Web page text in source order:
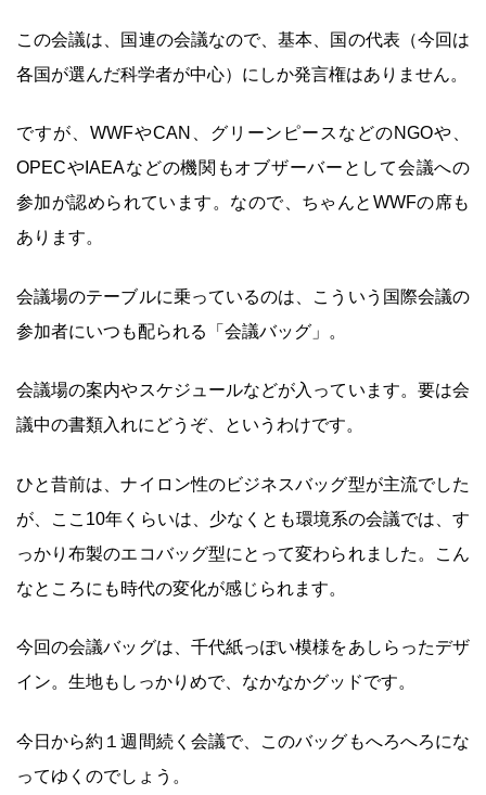
この会議は、国連の会議なので、基本、国の代表（今回は
各国が選んだ科学者が中心）にしか発言権はありません。
ですが、WWFやCAN、グリーンピースなどのNGOや、
OPECやIAEAなどの機関もオブザーバーとして会議への
参加が認められています。なので、ちゃんとWWFの席も
あります。
会議場のテーブルに乗っているのは、こういう国際会議の
参加者にいつも配られる「会議バッグ」。
会議場の案内やスケジュールなどが入っています。要は会
議中の書類入れにどうぞ、というわけです。
ひと昔前は、ナイロン性のビジネスバッグ型が主流でした
が、ここ10年くらいは、少なくとも環境系の会議では、す
っかり布製のエコバッグ型にとって変わられました。こん
なところにも時代の変化が感じられます。
今回の会議バッグは、千代紙っぽい模様をあしらったデザ
イン。生地もしっかりめで、なかなかグッドです。
今日から約１週間続く会議で、このバッグもへろへろにな
ってゆくのでしょう。